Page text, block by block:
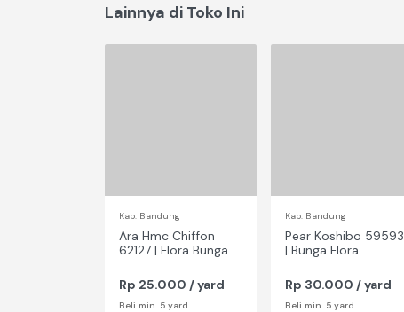
Lainnya di Toko Ini
Kab. Bandung
Ara Hmc Chiffon
62127 | Flora Bunga
Rp 25.000 / yard
Beli min. 5 yard
Kab. Bandung
Pear Koshibo 59593
| Bunga Flora
Rp 30.000 / yard
Beli min. 5 yard